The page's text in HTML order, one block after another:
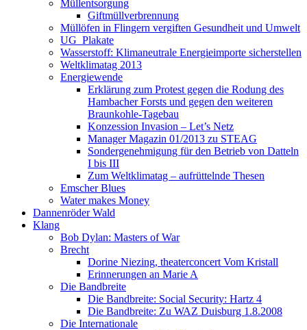
Müllentsorgung
Giftmüllverbrennung
Müllöfen in Flingern vergiften Gesundheit und Umwelt
UG_Plakate
Wasserstoff: Klimaneutrale Energieimporte sicherstellen
Weltklimatag 2013
Energiewende
Erklärung zum Protest gegen die Rodung des
Hambacher Forsts und gegen den weiteren
Braunkohle-Tagebau
Konzession Invasion – Let’s Netz
Manager Magazin 01/2013 zu STEAG
Sondergenehmigung für den Betrieb von Datteln
I bis III
Zum Weltklimatag – aufrüttelnde Thesen
Emscher Blues
Water makes Money
Dannenröder Wald
Klang
Bob Dylan: Masters of War
Brecht
Dorine Niezing, theaterconcert Vom Kristall
Erinnerungen an Marie A
Die Bandbreite
Die Bandbreite: Social Security: Hartz 4
Die Bandbreite: Zu WAZ Duisburg 1.8.2008
Die Internationale